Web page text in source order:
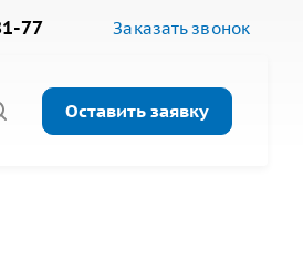
77 Заказать звонок
Оставить заявку